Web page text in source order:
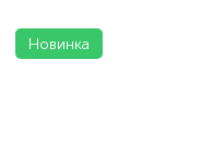
Новинка